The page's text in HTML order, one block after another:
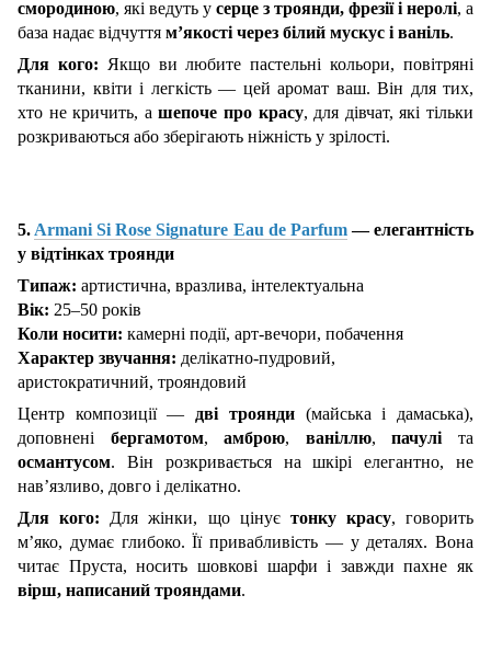
смородиною, які ведуть у серце з троянди, фрезії і неролі, а
база надає відчуття м’якості через білий мускус і ваніль.
Для кого: Якщо ви любите пастельні кольори, повітряні
тканини, квіти і легкість — цей аромат ваш. Він для тих,
хто не кричить, ашепоче про красу, для дівчат, які тільки
розкриваються або зберігають ніжність у зрілості.
5. Armani Si Rose Signature Eau de Parfum— елегантність
у відтінках троянди
Типаж: артистична, вразлива, інтелектуальна
Вік: 25–50 років
Коли носити: камерні події, арт-вечори, побачення
Характер звучання: делікатно-пудровий,
аристократичний, трояндовий
Центр композиції — дві троянди(майська і дамаська),
доповнені бергамотом,амброю, ваніллю,пачулі та
османтусом. Він розкривається на шкірі елегантно, не
нав’язливо, довго і делікатно.
Для кого: Для жінки, що цінує тонку красу, говорить
м’яко, думає глибоко. Її привабливість — у деталях. Вона
читає Пруста, носить шовкові шарфи і завжди пахне як
вірш, написаний трояндами.